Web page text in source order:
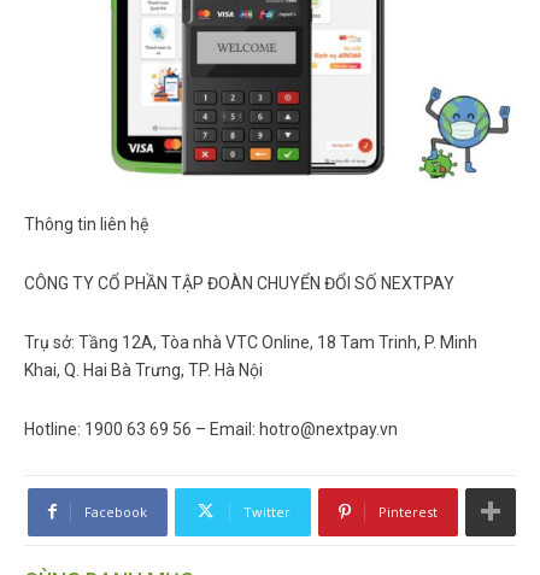
Thông tin liên hệ
CÔNG TY CỔ PHẦN TẬP ĐOÀN CHUYỂN ĐỔI SỐ NEXTPAY
Trụ sở: Tầng 12A, Tòa nhà VTC Online, 18 Tam Trinh, P. Minh
Khai, Q. Hai Bà Trưng, TP. Hà Nội
Hotline: 1900 63 69 56 – Email: hotro@nextpay.vn
Facebook Twitter Pinterest